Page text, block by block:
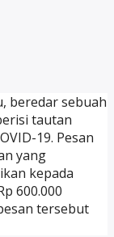
beredar sebuah
tautan
19. Pesan
yang
kepada
600.000
tersebut